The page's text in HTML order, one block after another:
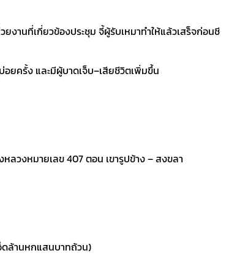
านที่เกี่ยวข้องประชุม จี้ผู้รับเหมาทำให้แล้วเสร็จก่อนชี
ยครั้ง และมีผู้บาดเจ็บ–เสียชีวิตเพิ่มขึ้น
ลวงหมายเลข 407 ตอน เขารูปข้าง – สงขลา
ดล้านหกแสนบาทถ้วน)